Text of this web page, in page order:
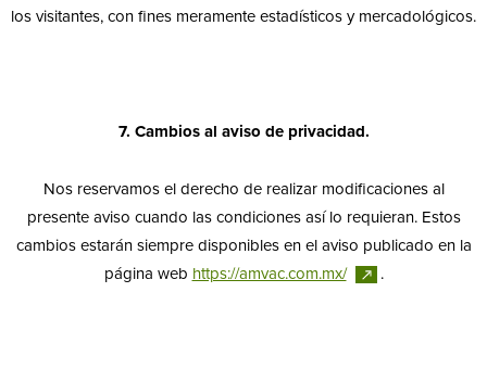
los visitantes, con fines meramente estadísticos y mercadológicos.
7. Cambios al aviso de privacidad.
Nos reservamos el derecho de realizar modificaciones al
presente aviso cuando las condiciones así lo requieran. Estos
cambios estarán siempre disponibles en el aviso publicado en la
página web https://amvac.com.mx/ .